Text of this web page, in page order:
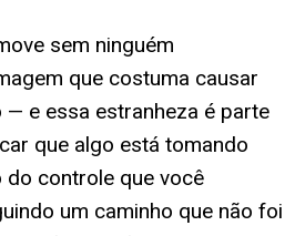
sem ninguém
que costuma causar
— e essa estranheza é parte
que algo está tomando
controle que você
um caminho que não foi